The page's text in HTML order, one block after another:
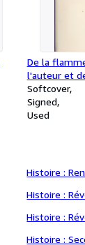
De la
l'auteur et
Softcover
Signed
Used
Histoire :
Histoire :
Histoire :
Histoire :